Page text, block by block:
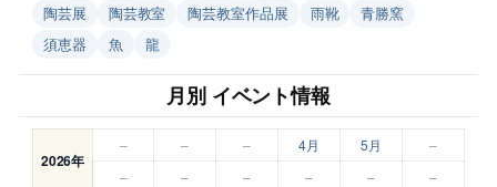
陶芸展
陶芸教室 陶芸教室作品展 雨靴
青勝窯
須恵器
魚 龍
月別 イベント情報
2026年
– – – 4月 5月
–
–
– – – – –